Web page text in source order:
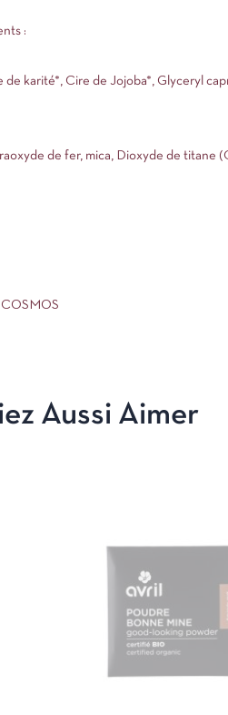
:
karité*, Cire de Jojoba*, Glyceryl
de fer, mica, Dioxyde de titane
Aussi Aimer